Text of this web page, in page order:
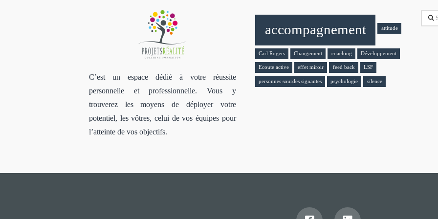
C’est un espace dédié à votre réussite
personnelle et professionnelle. Vous y
trouverez les moyens de déployer votre
potentiel, les vôtres, celui de vos équipes pour
l’atteinte de vos objectifs.
accompagnement attitude
Carl Rogers Changement coaching Développement
Ecoute active effet miroir feed back LSF
personnes sourdes signantes psychologie silence